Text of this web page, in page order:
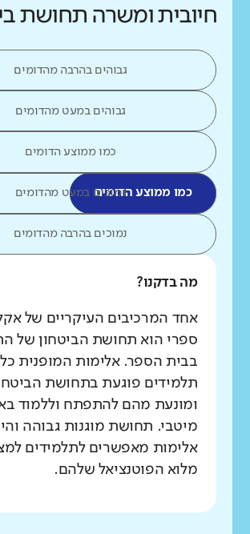
חיובית ומשרה תחושת
גבוהים בהרבה מהדומים
גבוהים במעט מהדומים
כמו ממוצע הדומים
כמו ממוצע הדומיםנמוכים במעט מהדומים
נמוכים בהרבה מהדומים
מה בדקנו?
אחד המרכיבים העיקריים של
ספרי הוא תחושת הביטחון של
בבית הספר. אלימות המופנית
תלמידים פוגעת בתחושת
ומונעת מהם להתפתח וללמוד
מיטבי. תחושת מוגנות גבוהה
אלימות מאפשרים לתלמידים
מלוא הפוטנציאל שלהם.